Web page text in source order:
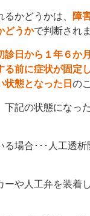
かどうかは、
障
どうかで判断されま
診日から １年６か
る前に症状が固定
状態となった日 の
下記の状態になっ
る場合･･･人工透
ーや人工弁を装着